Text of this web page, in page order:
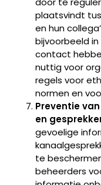
plaatsvindt
en hun
bijvoorbeeld
contact
nuttig voor
regels voor
normen en
Preventie
en
gevoelige
te
beheerders